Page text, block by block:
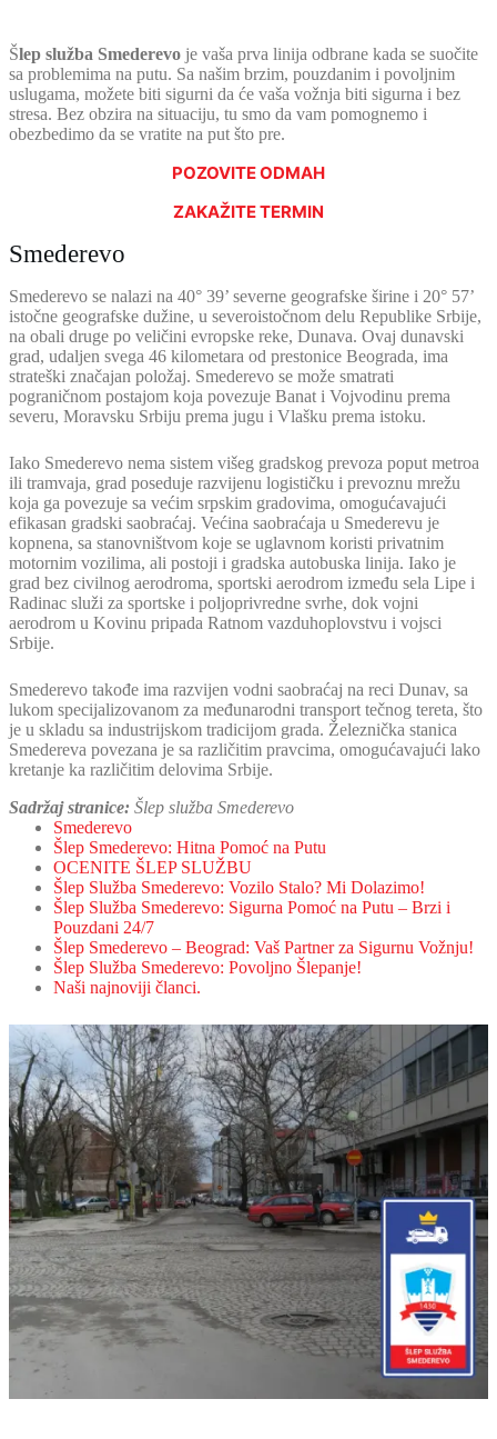
Šlep služba Smederevo je vaša prva linija odbrane kada se suočite
sa problemima na putu. Sa našim brzim, pouzdanim i povoljnim
uslugama, možete biti sigurni da će vaša vožnja biti sigurna i bez
stresa. Bez obzira na situaciju, tu smo da vam pomognemo i
obezbedimo da se vratite na put što pre.
POZOVITE ODMAH
ZAKAŽITE TERMIN
Smederevo
Smederevo se nalazi na 40° 39’ severne geografske širine i 20° 57’
istočne geografske dužine, u severoistočnom delu Republike Srbije,
na obali druge po veličini evropske reke, Dunava. Ovaj dunavski
grad, udaljen svega 46 kilometara od prestonice Beograda, ima
strateški značajan položaj. Smederevo se može smatrati
pograničnom postajom koja povezuje Banat i Vojvodinu prema
severu, Moravsku Srbiju prema jugu i Vlašku prema istoku.
Iako Smederevo nema sistem višeg gradskog prevoza poput metroa
ili tramvaja, grad poseduje razvijenu logističku i prevoznu mrežu
koja ga povezuje sa većim srpskim gradovima, omogućavajući
efikasan gradski saobraćaj. Većina saobraćaja u Smederevu je
kopnena, sa stanovništvom koje se uglavnom koristi privatnim
motornim vozilima, ali postoji i gradska autobuska linija. Iako je
grad bez civilnog aerodroma, sportski aerodrom između sela Lipe i
Radinac služi za sportske i poljoprivredne svrhe, dok vojni
aerodrom u Kovinu pripada Ratnom vazduhoplovstvu i vojsci
Srbije.
Smederevo takođe ima razvijen vodni saobraćaj na reci Dunav, sa
lukom specijalizovanom za međunarodni transport tečnog tereta, što
je u skladu sa industrijskom tradicijom grada. Železnička stanica
Smedereva povezana je sa različitim pravcima, omogućavajući lako
kretanje ka različitim delovima Srbije.
Sadržaj stranice: Šlep služba Smederevo
Smederevo
Šlep Smederevo: Hitna Pomoć na Putu
OCENITE ŠLEP SLUŽBU
Šlep Služba Smederevo: Vozilo Stalo? Mi Dolazimo!
Šlep Služba Smederevo: Sigurna Pomoć na Putu – Brzi i
Pouzdani 24/7
Šlep Smederevo – Beograd: Vaš Partner za Sigurnu Vožnju!
Šlep Služba Smederevo: Povoljno Šlepanje!
Naši najnoviji članci.